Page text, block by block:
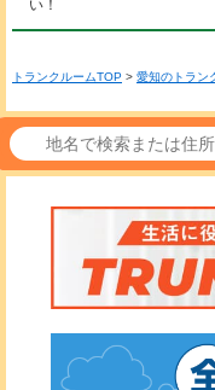
い！
トランクルームTOP > 愛知のトラン